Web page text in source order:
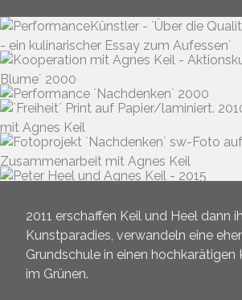
2011 erschaffen Keil und Heel dann
Kunstparadies, verwandeln eine
Grundschule in einen
im Grünen.